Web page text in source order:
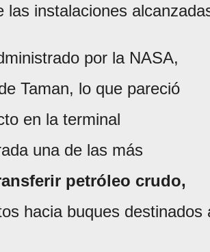
las instalaciones
por la NASA,
Taman, lo que pareció
en la terminal
una de las más
petróleo crudo,
hacia buques destinados